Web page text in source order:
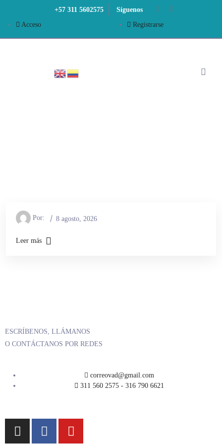
+57 311 5602575
Síguenos
Acceso
Registrarse
Por: 8 agosto, 2026
Leer más
ESCRÍBENOS, LLÁMANOS
O CONTÁCTANOS POR REDES
correovad@gmail.com
311 560 2575 - 316 790 6621